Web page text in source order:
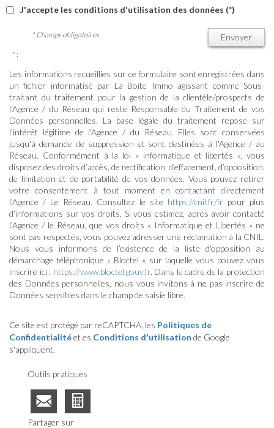
J'accepte les conditions d'utilisation des données (*)
Envoyer
* Champs obligatoires
* :
Les informations recueillies sur ce formulaire sont enregistrées dans
un fichier informatisé par La Boite Immo agissant comme Sous-
traitant du traitement pour la gestion de la clientèle/prospects de
l'Agence / du Réseau qui reste Responsable du Traitement de vos
Données personnelles. La base légale du traitement repose sur
l'intérêt légitime de l'Agence / du Réseau. Elles sont conservées
jusqu'à demande de suppression et sont destinées à l'Agence / au
Réseau. Conformément à la loi « informatique et libertés », vous
disposez des droits d’accès, de rectification, d’effacement, d’opposition,
de limitation et de portabilité de vos données. Vous pouvez retirer
votre consentement à tout moment en contactant directement
l’Agence / Le Réseau. Consultez le site https://cnil.fr/frpour plus
d’informations sur vos droits. Si vous estimez, après avoir contacté
l'Agence / le Réseau, que vos droits « Informatique et Libertés » ne
sont pas respectés, vous pouvez adresser une réclamation à la CNIL.
Nous vous informons de l’existence de la liste d'opposition au
démarchage téléphonique « Bloctel », sur laquelle vous pouvez vous
inscrire ici : https://www.bloctel.gouv.fr. Dans le cadre de la protection
des Données personnelles, nous vous invitons à ne pas inscrire de
Données sensibles dans le champ de saisie libre.
Ce site est protégé par reCAPTCHA, les Politiques de
Confidentialitéet es Conditions d'utilisation de Google
s'appliquent.
Outils pratiques
Partager sur